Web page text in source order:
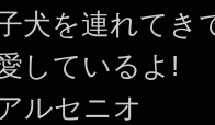
犬を連れてき
しているよ!
ルセニオ